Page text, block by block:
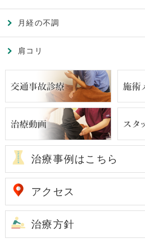
月経の不調
肩コリ
治療事例はこちら
アクセス
治療方針